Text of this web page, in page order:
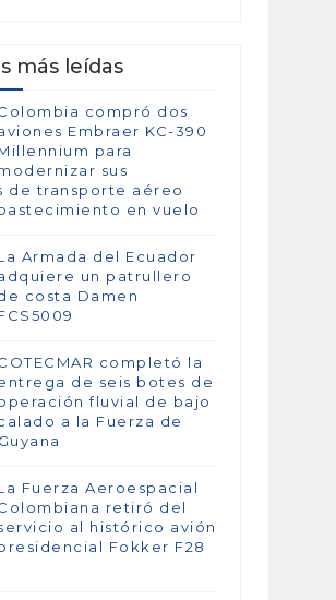
más leídas
compró dos
Embraer KC-390
para
sus
de transporte aéreo
en vuelo
Armada del Ecuador
un patrullero
costa Damen
completó la
de seis botes de
fluvial de bajo
a la Fuerza de
Fuerza Aeroespacial
retiró del
al histórico avión
Fokker F28